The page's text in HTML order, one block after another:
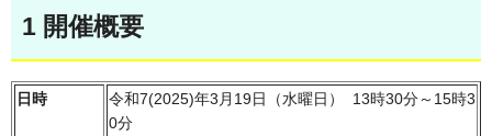
1 開催概要
日時
令和7(2025)年3月19日（水曜日） 13時30分～15時3
0分